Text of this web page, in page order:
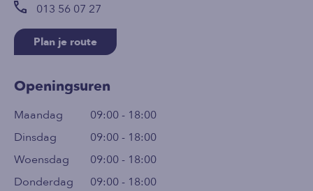
013 56 07 27
Plan je route
Openingsuren
Maandag
09:00 - 18:00
Dinsdag
09:00 - 18:00
Woensdag
09:00 - 18:00
Donderdag
09:00 - 18:00